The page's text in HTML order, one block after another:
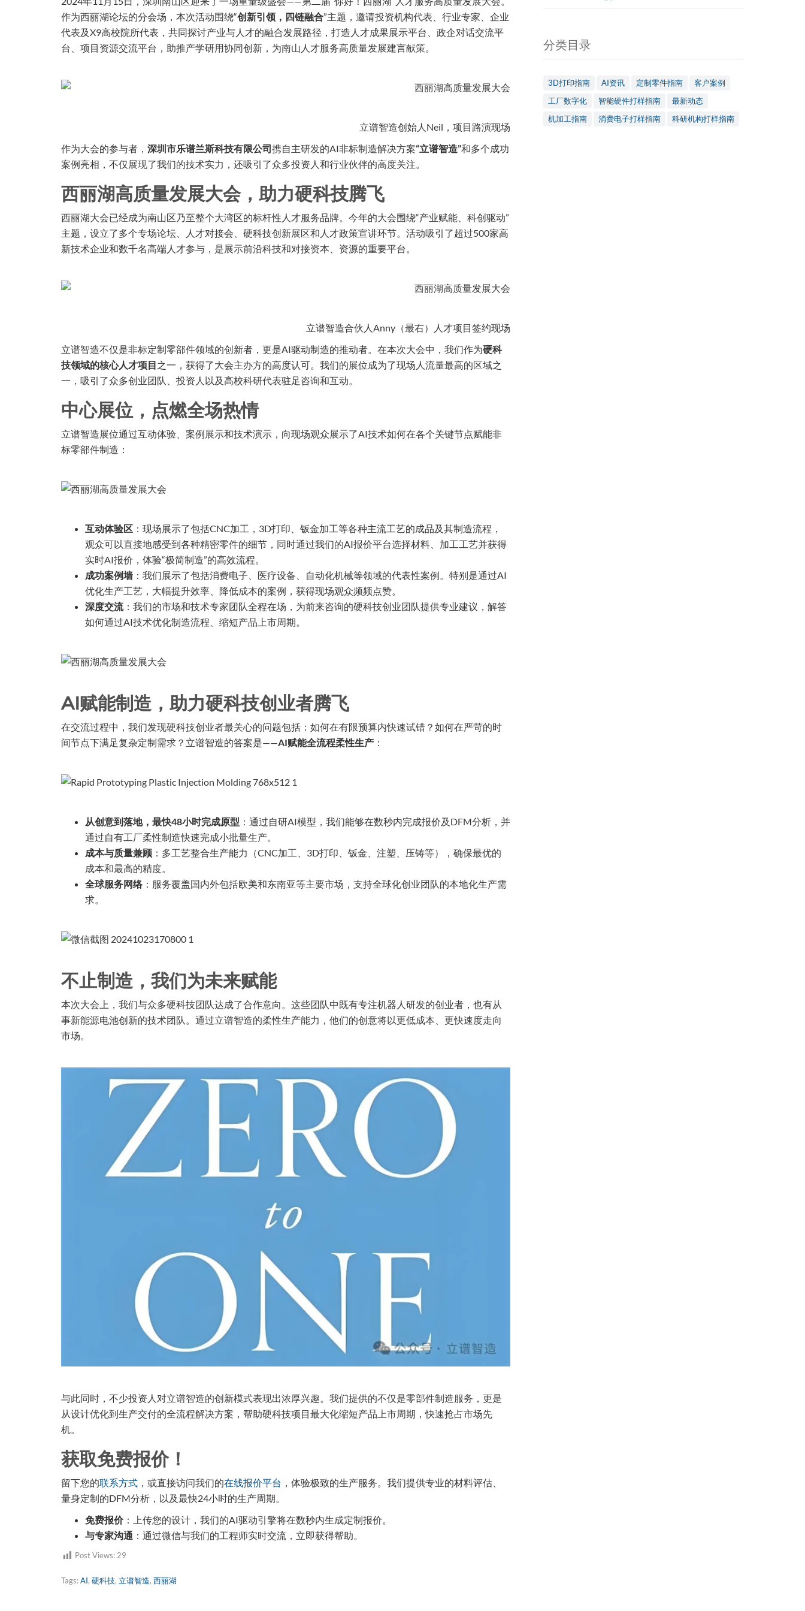
作为西丽湖论坛的分会场，本次活动围绕“创新引领，四链融合”主题，邀请投资机构代表、行业专家、企业
代表及X9高校院所代表，共同探讨产业与人才的融合发展路径，打造人才成果展示平台、政企对话交流平
台、项目资源交流平台，助推产学研用协同创新，为南山人才服务高质量发展建言献策。
立谱智造创始人Neil，项目路演现场
作为大会的参与者， 深圳市乐谱兰斯科技有限公司 携自主研发的AI非标制造解决方案“立谱智造”和多个成功
案例亮相，不仅展现了我们的技术实力，还吸引了众多投资人和行业伙伴的高度关注。
西丽湖高质量发展大会，助力硬科技腾飞
西丽湖大会已经成为南山区乃至整个大湾区的标杆性人才服务品牌。今年的大会围绕“产业赋能、科创驱动”
主题，设立了多个专场论坛、人才对接会、硬科技创新展区和人才政策宣讲环节。活动吸引了超过500家高
新技术企业和数千名高端人才参与，是展示前沿科技和对接资本、资源的重要平台。
立谱智造合伙人Anny（最右）人才项目签约现场
立谱智造不仅是非标定制零部件领域的创新者，更是AI驱动制造的推动者。在本次大会中，我们作为硬科
技领域的核心人才项目之一，获得了大会主办方的高度认可。我们的展位成为了现场人流量最高的区域之
一，吸引了众多创业团队、投资人以及高校科研代表驻足咨询和互动。
中心展位，点燃全场热情
立谱智造展位通过互动体验、案例展示和技术演示，向现场观众展示了AI技术如何在各个关键节点赋能非
标零部件制造：
互动体验区 ：现场展示了包括CNC加工，3D打印、钣金加工等各种主流工艺的成品及其制造流程，
观众可以直接地感受到各种精密零件的细节，同时通过我们的AI报价平台选择材料、加工工艺并获得
实时AI报价，体验“极简制造”的高效流程。
成功案例墙：我们展示了包括消费电子、医疗设备、自动化机械等领域的代表性案例。特别是通过AI
优化生产工艺，大幅提升效率、降低成本的案例，获得现场观众频频点赞。
深度交流：我们的市场和技术专家团队全程在场，为前来咨询的硬科技创业团队提供专业建议，解答
如何通过AI技术优化制造流程、缩短产品上市周期。
AI赋能制造，助力硬科技创业者腾飞
在交流过程中，我们发现硬科技创业者最关心的问题包括：如何在有限预算内快速试错？如何在严苛的时
间节点下满足复杂定制需求？立谱智造的答案是——AI赋能全流程柔性生产 ：
从创意到落地，最快48小时完成原型 ：通过自研AI模型，我们能够在数秒内完成报价及DFM分析，并
通过自有工厂柔性制造快速完成小批量生产。
成本与质量兼顾 ：多工艺整合生产能力（CNC加工、3D打印、钣金、注塑、压铸等），确保最优的
成本和最高的精度。
全球服务网络：服务覆盖国内外包括欧美和东南亚等主要市场，支持全球化创业团队的本地化生产需
求。
不止制造，我们为未来赋能
本次大会上，我们与众多硬科技团队达成了合作意向。这些团队中既有专注机器人研发的创业者，也有从
事新能源电池创新的技术团队。通过立谱智造的柔性生产能力，他们的创意将以更低成本、更快速度走向
市场。
与此同时，不少投资人对立谱智造的创新模式表现出浓厚兴趣。我们提供的不仅是零部件制造服务，更是
从设计优化到生产交付的全流程解决方案，帮助硬科技项目最大化缩短产品上市周期，快速抢占市场先
机。
获取免费报价！
留下您的联系方式 ，或直接访问我们的在线报价平台 ，体验极致的生产服务。我们提供专业的材料评估、
量身定制的DFM分析，以及最快24小时的生产周期。
免费报价：上传您的设计，我们的AI驱动引擎将在数秒内生成定制报价。
与专家沟通 ：通过微信与我们的工程师实时交流，立即获得帮助。
Post Views: 29
Tags:AI, 硬科技, 立谱智造, 西丽湖
分类目录
3D打印指南 AI资讯 定制零件指南
客户案例
工厂数字化
智能硬件打样指南
最新动态
机加工指南
消费电子打样指南 科研机构打样指南